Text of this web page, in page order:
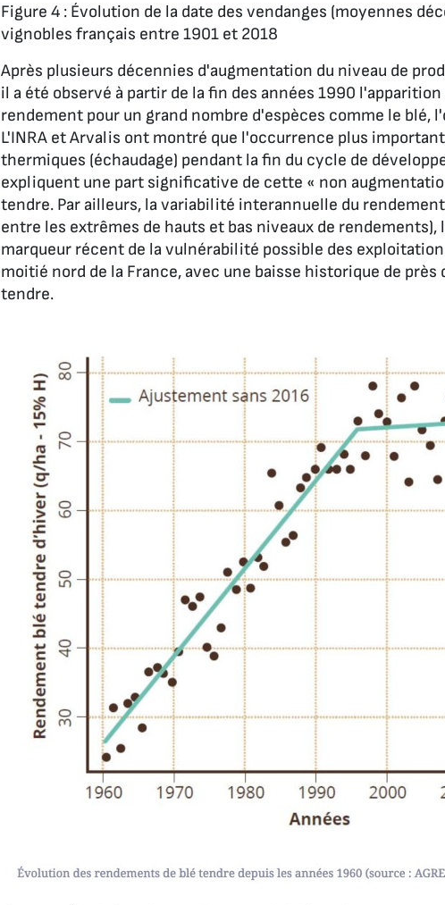
Figure 4 : Évolution de la date des vendanges (moyennes
vignobles français entre 1901 et 2018
Après plusieurs décennies d'augmentation du niveau de
il a été observé à partir de la fin des années 1990
rendement pour un grand nombre d'espèces comme le blé,
L'INRA et Arvalis ont montré que l'occurrence plus
thermiques (échaudage) pendant la fin du cycle de
expliquent une part significative de cette « non
tendre. Par ailleurs, la variabilité interannuelle du
entre les extrêmes de hauts et bas niveaux de rendements),
marqueur récent de la vulnérabilité possible des
moitié nord de la France, avec une baisse historique de
tendre.